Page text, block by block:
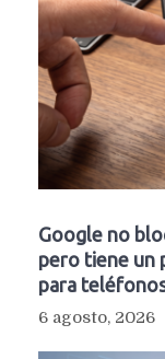
Google no
pero tiene un
para
6 agosto, 2026